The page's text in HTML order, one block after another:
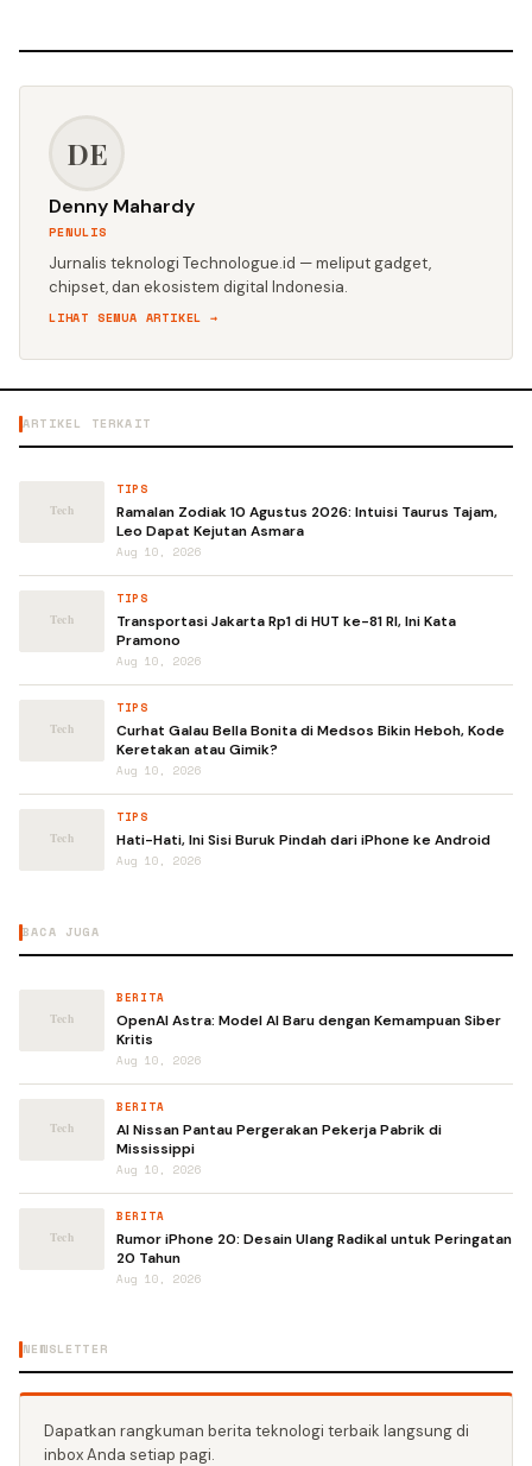
DE
Denny Mahardy
PENULIS
Jurnalis teknologi Technologue.id — meliput gadget,
chipset, dan ekosistem digital Indonesia.
LIHAT SEMUA ARTIKEL →
ARTIKEL TERKAIT
TIPS
Ramalan Zodiak 10 Agustus 2026: Intuisi Taurus Tajam,
Leo Dapat Kejutan Asmara
Aug 10, 2026
TIPS
Transportasi Jakarta Rp1 di HUT ke-81 RI, Ini Kata
Pramono
Aug 10, 2026
TIPS
Curhat Galau Bella Bonita di Medsos Bikin Heboh, Kode
Keretakan atau Gimik?
Aug 10, 2026
TIPS
Hati-Hati, Ini Sisi Buruk Pindah dari iPhone ke Android
Aug 10, 2026
BACA JUGA
BERITA
OpenAI Astra: Model AI Baru dengan Kemampuan Siber
Kritis
Aug 10, 2026
BERITA
AI Nissan Pantau Pergerakan Pekerja Pabrik di
Mississippi
Aug 10, 2026
BERITA
Rumor iPhone 20: Desain Ulang Radikal untuk Peringatan
20 Tahun
Aug 10, 2026
NEWSLETTER
Dapatkan rangkuman berita teknologi terbaik langsung di
inbox Anda setiap pagi.